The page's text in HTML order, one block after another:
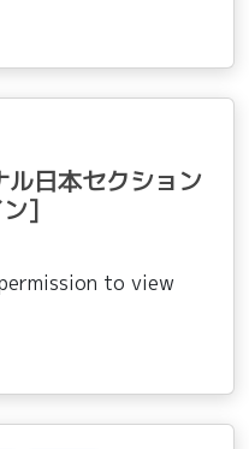
ル日本セクション
ン]
to view